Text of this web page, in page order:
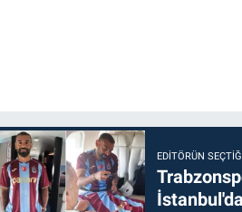
EDITÖRÜN